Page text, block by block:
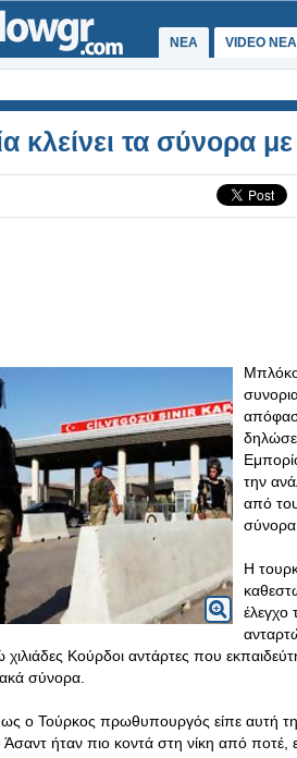
ΝΕΑ VIDEO NEA
κλείνει τα σύνορα
την
από
σύνορα
Η
έλεγχο
Κούρδοι αντάρτες που
σύνορα.
ο Τούρκος πρωθυπουργός είπε αυτή
Άσαντ ήταν πιο κοντά στη νίκη από